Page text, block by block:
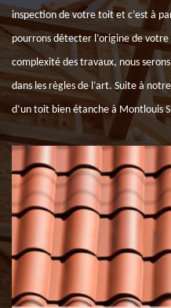
inspection de votre toit et c’est à
pourrons détecter l’origine de
complexité des travaux, nous
dans les règles de l’art. Suite à
d’un toit bien étanche à Montlouis